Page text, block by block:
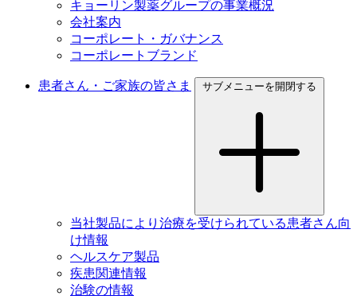
キョーリン製薬グループの事業概況
会社案内
コーポレート・ガバナンス
コーポレートブランド
患者さん・ご家族の皆さま サブメニューを開閉する
当社製品により治療を受けられている患者さん向
け情報
ヘルスケア製品
疾患関連情報
治験の情報